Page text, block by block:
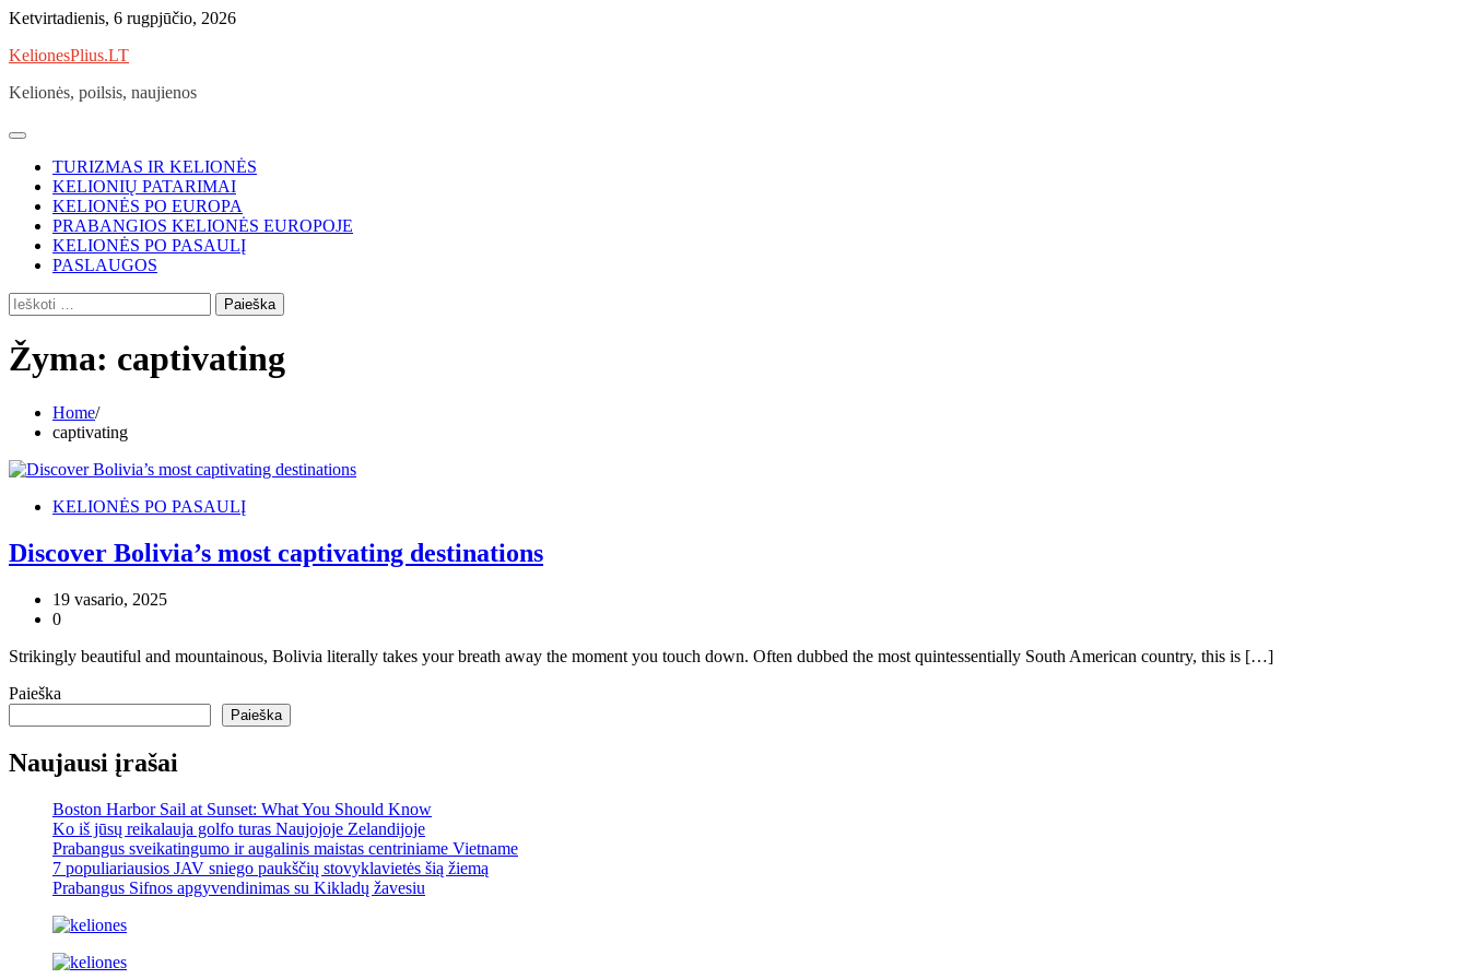
Skip
content
Ketvirtadienis, 6 rugpjūčio, 2026
KelionesPlius.LT
Kelionės, poilsis, naujienos
TURIZMAS IR KELIONĖS
KELIONIŲ PATARIMAI
KELIONĖS PO EUROPA
PRABANGIOS KELIONĖS EUROPOJE
KELIONĖS PO PASAULĮ
PASLAUGOS
Ieškoti:
Žyma: captivating
Home
captivating
KELIONĖS PO PASAULĮ
Discover Bolivia’s most captivating destinations
19 vasario, 2025
0
Strikingly beautiful and mountainous, Bolivia literally takes your breath away the moment you touch down. Often dubbed the most quintessentially South American country, this is […]
Paieška
Paieška
Naujausi įrašai
Boston Harbor Sail at Sunset: What You Should Know
Ko iš jūsų reikalauja golfo turas Naujojoje Zelandijoje
Prabangus sveikatingumo ir augalinis maistas centriniame Vietname
7 populiariausios JAV sniego paukščių stovyklavietės šią žiemą
Prabangus Sifnos apgyvendinimas su Kikladų žavesiu